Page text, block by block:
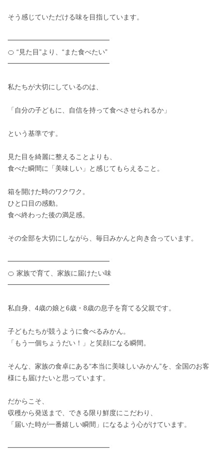
そう感じていただける味を目指しています。
━━━━━━━━━━━━━━━
🍊 “見た目”より、“また食べたい”
━━━━━━━━━━━━━━━
私たちが大切にしているのは、
「自分の子どもに、自信を持って食べさせられるか」
という基準です。
見た目を綺麗に整えることよりも、
食べた瞬間に「美味しい」と感じてもらえること。
箱を開けた時のワクワク。
ひと口目の感動。
食べ終わった後の満足感。
その全部を大切にしながら、毎日みかんと向き合っています。
━━━━━━━━━━━━━━━
🍊 家族で育て、家族に届けたい味
━━━━━━━━━━━━━━━
私自身、4歳の娘と6歳・8歳の息子を育てる父親です。
子どもたちが競うように食べるみかん。
「もう一個ちょうだい！」と笑顔になる瞬間。
そんな、家族の食卓にある“本当に美味しいみかん”を、全国のお客
様にも届けたいと思っています。
だからこそ、
収穫から発送まで、できる限り鮮度にこだわり、
「届いた時が一番嬉しい瞬間」になるよう心がけています。
━━━━━━━━━━━━━━━